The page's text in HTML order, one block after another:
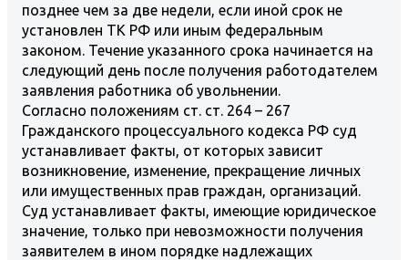
позднее чем за две недели, если иной срок не
установлен ТК РФ или иным федеральным
законом. Течение указанного срока начинается на
следующий день после получения работодателем
заявления работника об увольнении.
Согласно положениям ст. ст. 264 – 267
Гражданского процессуального кодекса РФ суд
устанавливает факты, от которых зависит
возникновение, изменение, прекращение личных
или имущественных прав граждан, организаций.
Суд устанавливает факты, имеющие юридическое
значение, только при невозможности получения
заявителем в ином порядке надлежащих